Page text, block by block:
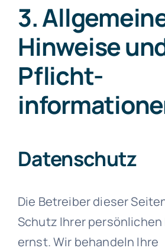
3.
Hinweise
Pflicht­
Datenschutz
Die Betreiber dieser
Schutz Ihrer persönlichen
ernst. Wir behandeln Ihre